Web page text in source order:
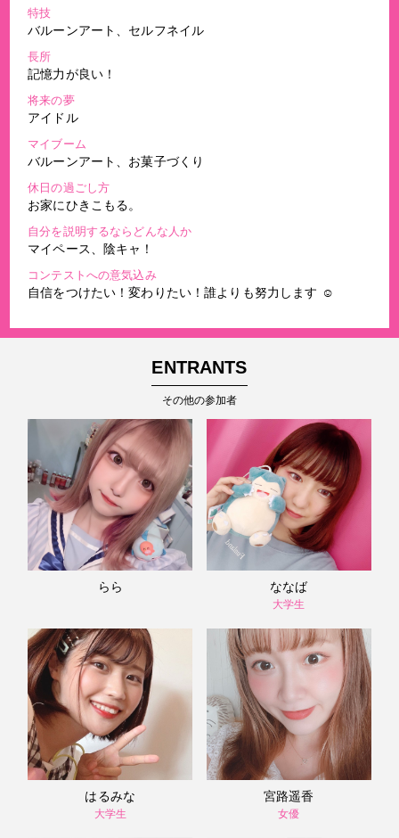
特技
バルーンアート、セルフネイル
長所
記憶力が良い！
将来の夢
アイドル
マイブーム
バルーンアート、お菓子づくり
休日の過ごし方
お家にひきこもる。
自分を説明するならどんな人か
マイペース、陰キャ！
コンテストへの意気込み
自信をつけたい！変わりたい！誰よりも努力します ☺︎
ENTRANTS
その他の参加者
らら ななば
大学生
はるみな
大学生
宮路遥香
女優